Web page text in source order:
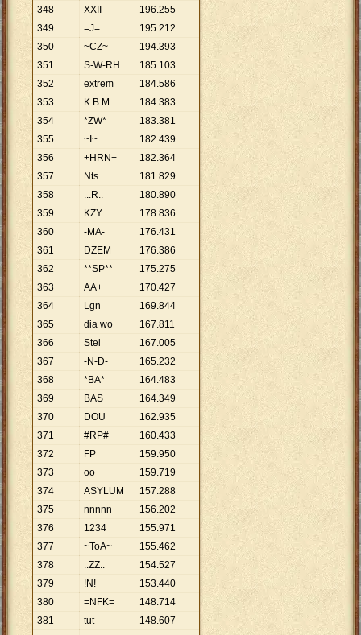
348
XXII 196.255
349
=J= 195.212
350
~CZ~ 194.393
351
S-W-RH 185.103
352
extrem 184.586
353
K.B.M 184.383
354
*ZW* 183.381
355
~I~ 182.439
356
+HRN+ 182.364
357
Nts 181.829
358
...R.. 180.890
359
KŻY 178.836
360
-MA- 176.431
361
DŻEM 176.386
362
**SP** 175.275
363
AA+ 170.427
364
Lgn 169.844
365
dia wo 167.811
366
Stel 167.005
367
-N-D- 165.232
368
*BA* 164.483
369
BAS 164.349
370
DOU 162.935
371
#RP# 160.433
372
FP 159.950
373
oo 159.719
374
ASYLUM 157.288
375
nnnnn 156.202
376
1234 155.971
377
~ToA~ 155.462
378
..ZZ.. 154.527
379
!N! 153.440
380
=NFK= 148.714
381
tut 148.607